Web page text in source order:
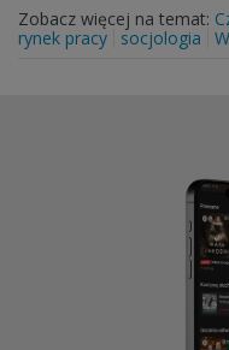
Zobacz więcej na temat:
rynek pracy
socjologia